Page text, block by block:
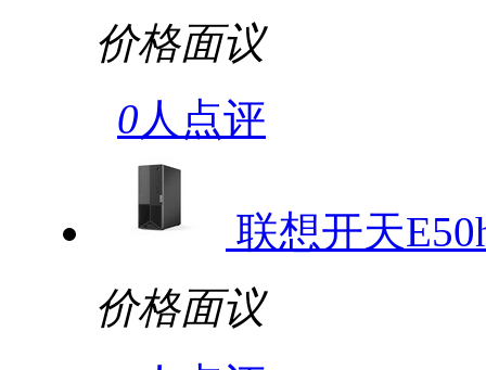
价格面议
0人点评
联想开天
价格面议